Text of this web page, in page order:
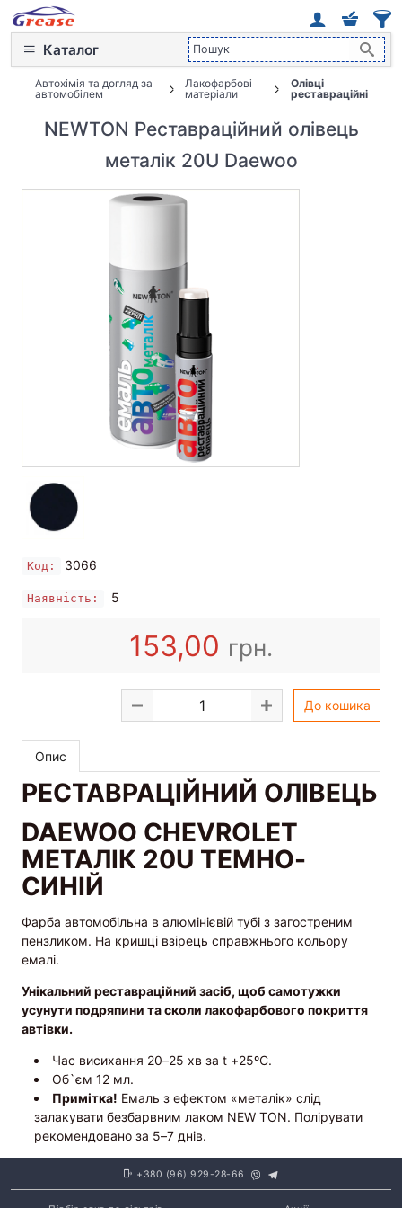
Каталог
Автохімія та догляд за
автомобілем
Лакофарбові
матеріали
Олівці
реставраційні
NEWTON Реставраційний олівець
металік 20U Daewoo
Код: 3066
Наявність: 5
153,00 грн.
До кошика
Опис
РЕСТАВРАЦІЙНИЙ ОЛІВЕЦЬ
DAEWOO CHEVROLET
МЕТАЛІК 20U ТЕМНО-
СИНІЙ
Фарба автомобільна в алюмінієвій тубі з загостреним
пензликом. На кришці взірець справжнього кольору
емалі.
Унікальний реставраційний засіб, щоб самотужки
усунути подряпини та сколи лакофарбового покриття
автівки.
Час висихання 20–25 хв за t +25ºС.
Об`єм 12 мл.
Примітка! Емаль з ефектом «металік» слід
залакувати безбарвним лаком NEW TON. Полірувати
рекомендовано за 5–7 днів.
+380 (96) 929-28-66